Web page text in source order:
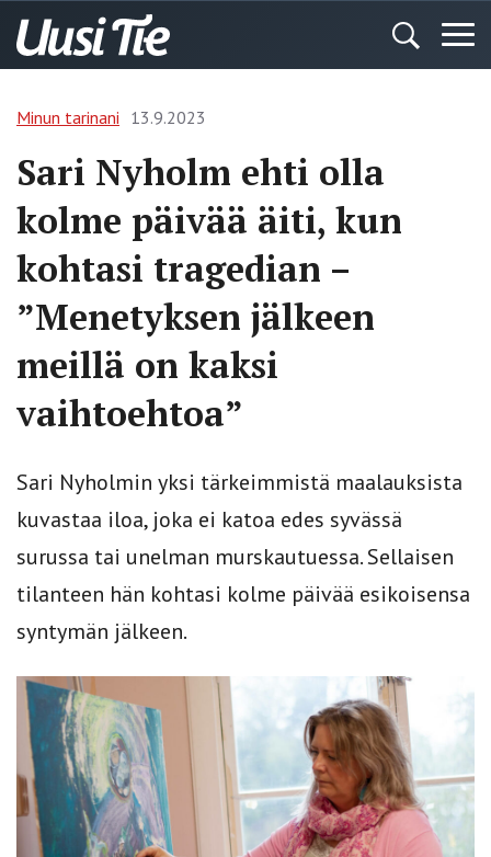
Minun tarinani 13.9.2023
Sari Nyholm ehti olla
kolme päivää äiti, kun
kohtasi tragedian –
”Menetyksen jälkeen
meillä on kaksi
vaihtoehtoa”
Sari Nyholmin yksi tärkeimmistä maalauksista
kuvastaa iloa, joka ei katoa edes syvässä
surussa tai unelman murskautuessa. Sellaisen
tilanteen hän kohtasi kolme päivää esikoisensa
syntymän jälkeen.